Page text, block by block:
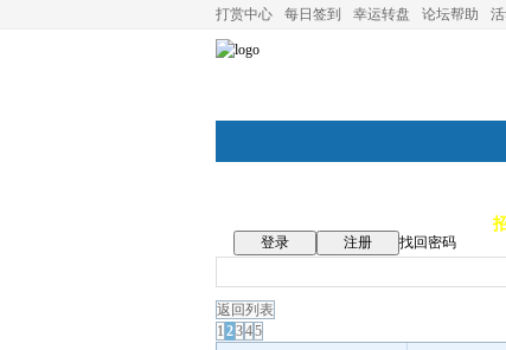
打赏中心 每日签到 幸运转盘 论坛帮助
登录 注册
找回密码
返回列表
1 2345